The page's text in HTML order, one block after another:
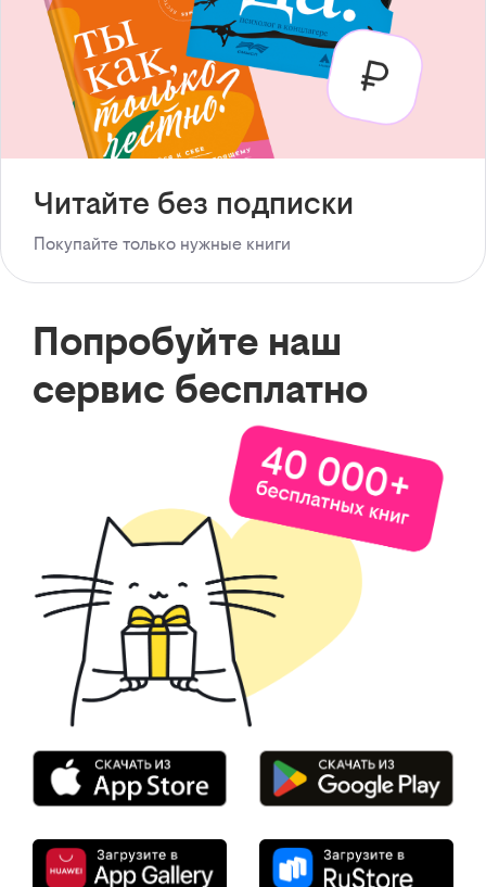
Читайте без подписки
Покупайте только нужные книги
Попробуйте наш
сервис бесплатно